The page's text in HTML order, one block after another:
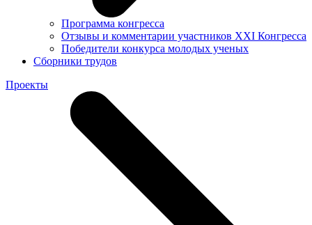
Программа конгресса
Отзывы и комментарии участников XXI Конгресса
Победители конкурса молодых ученых
Сборники трудов
Проекты